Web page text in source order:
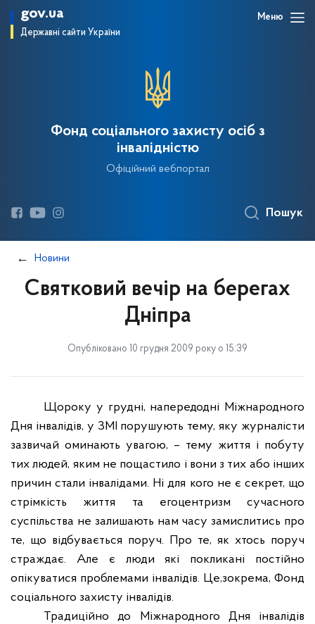
gov.ua
Державні сайти України
Меню
Фонд соціального захисту осіб з
інвалідністю
Офіційний вебпортал
Пошук
Новини
Святковий вечір на берегах
Дніпра
Опубліковано 10 грудня 2009 року о 15:39
Щороку у грудні, напередодні Міжнародного
Дня інвалідів, у ЗМІ порушують тему, яку журналісти
зазвичай оминають увагою, – тему життя і побуту
тих людей, яким не пощастило і вони з тих або інших
причин стали інвалідами. Ні для кого не є секрет, що
стрімкість життя та егоцентризм сучасного
суспільства не залишають нам часу замислитись про
те, що відбувається поруч. Про те, як хтось поруч
страждає. Але є люди які покликані постійно
опікуватися проблемами інвалідів. Це,зокрема, Фонд
соціального захисту інвалідів.
Традиційно до Міжнародного Дня інвалідів